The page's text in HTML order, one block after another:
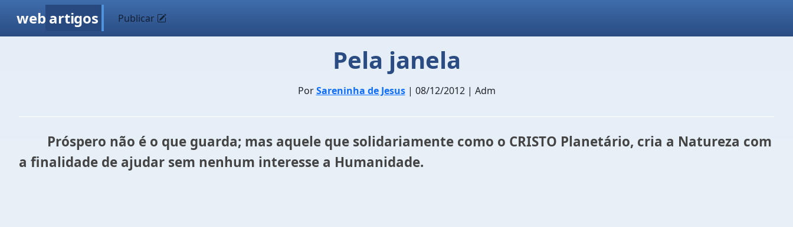
web artigos Publicar
Pela janela
PorSareninha de Jesus| 08/12/2012 | Adm
Próspero não é o que guarda; mas aquele que solidariamente como o CRISTO Planetário, cria a Natureza com
a finalidade de ajudar sem nenhum interesse a Humanidade.